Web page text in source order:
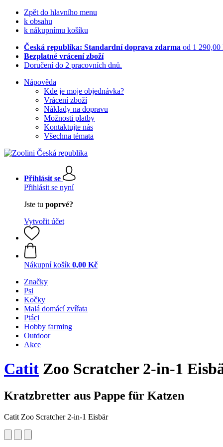
Zpět do hlavního menu
k obsahu
k nákupnímu košíku
Česká republika: Standardní doprava zdarma od 1 290,00
Bezplatné vrácení zboží
Doručení do 2 pracovních dnů.
Nápověda
Kde je moje objednávka?
Vrácení zboží
Náklady na dopravu
Možnosti platby
Kontaktujte nás
Všechna témata
Přihlásit se
Přihlásit se nyní
Jste tu poprvé?
Vytvořit účet
Nákupní košík 0,00 Kč
Značky
Psi
Kočky
Malá domácí zvířata
Ptáci
Hobby farming
Outdoor
Akce
Catit Zoo Scratcher 2-in-1
Kratzbretter aus Pappe für Katzen
Catit Zoo Scratcher 2-in-1 Eisbär